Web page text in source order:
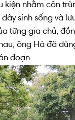
kiện nhằm côn
sinh sống và
từng gia chủ,
ông Hà đã
đoạn.